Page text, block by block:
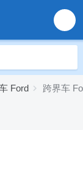
Ford 跨界车